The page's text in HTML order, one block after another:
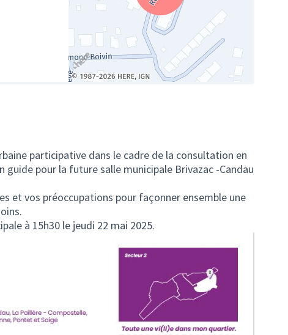
participative dans le cadre de la consultation en
guide pour la future salle municipale Brivazac -Candau
et vos préoccupations pour façonner ensemble une
à 15h30 le jeudi 22 mai 2025.